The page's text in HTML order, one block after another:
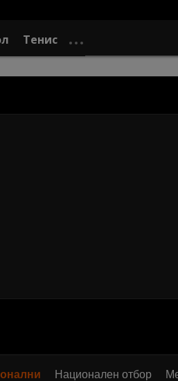
Тенис
Национален отбор